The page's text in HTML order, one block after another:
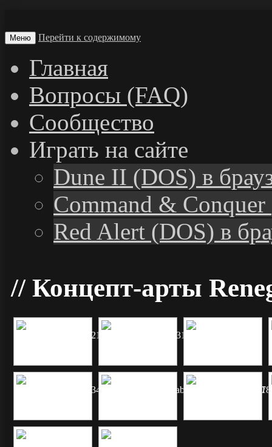
Меню Перейти к содержимому
Главная
Вопросы (FAQ)
Сообщество
Играть на сайте
Dune II (DOS) в
Command & Conquer
Red Alert (DOS) в
Концепт-арты